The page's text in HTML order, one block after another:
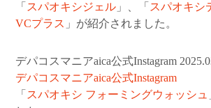
「 スパオキシジェル 」、「 スパオキシ
VCプラス 」が紹介されました。
デパコスマニアaica公式Instagram
デパコスマニアaica公式Instagram
「 スパオキシ フォーミングウォッシュ